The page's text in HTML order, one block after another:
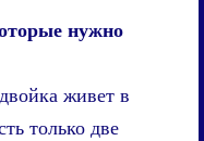
нужно
живет в
только две